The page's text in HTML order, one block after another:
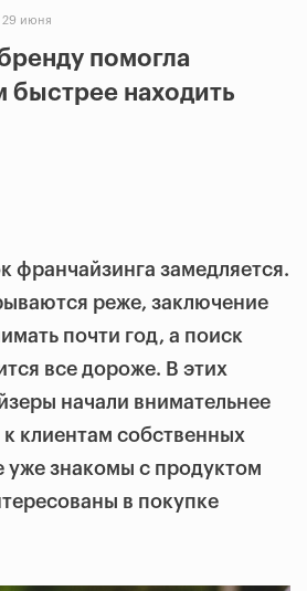
29 июня
помогла
быстрее находить
франчайзинга замедляется.
реже, заключение
почти год, а поиск
все дороже. В этих
начали внимательнее
клиентам собственных
уже знакомы с продуктом
в покупке